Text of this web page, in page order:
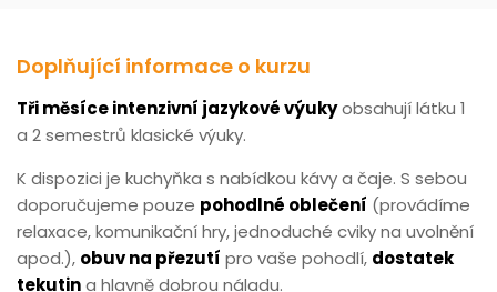
Doplňující informace o kurzu
Tři měsíce intenzivní jazykové výukyobsahují látku 1
a 2 semestrů klasické výuky.
K dispozici je kuchyňka s nabídkou kávy a čaje. S sebou
doporučujeme pouze pohodlné oblečení (provádíme
relaxace, komunikační hry, jednoduché cviky na uvolnění
apod.), obuv na přezutí pro vaše pohodlí, dostatek
tekutina hlavně dobrou náladu.